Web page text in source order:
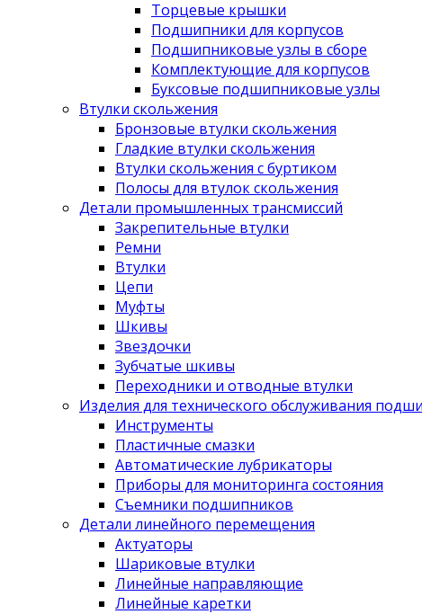
Торцевые крышки
Подшипники для корпусов
Подшипниковые узлы в сборе
Комплектующие для корпусов
Буксовые подшипниковые узлы
Втулки скольжения
Бронзовые втулки скольжения
Гладкие втулки скольжения
Втулки скольжения с буртиком
Полосы для втулок скольжения
Детали промышленных трансмиссий
Закрепительные втулки
Ремни
Втулки
Цепи
Муфты
Шкивы
Звездочки
Зубчатые шкивы
Переходники и отводные втулки
Изделия для технического обслуживания
Инструменты
Пластичные смазки
Автоматические лубрикаторы
Приборы для мониторинга состояния
Съемники подшипников
Детали линейного перемещения
Актуаторы
Шариковые втулки
Линейные направляющие
Линейные каретки